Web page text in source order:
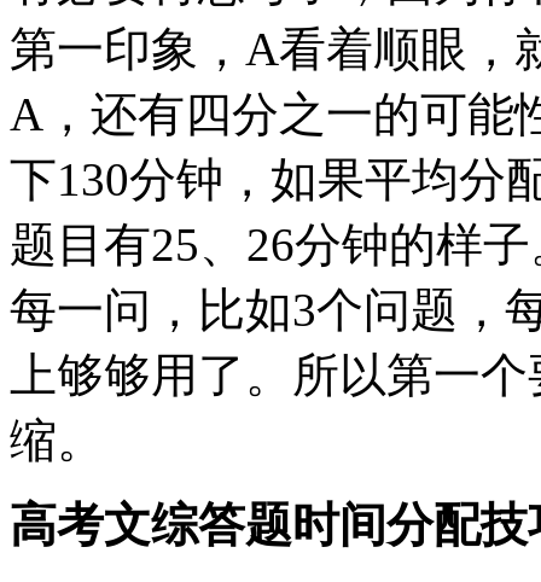
第一印象，A看着顺眼，
A，还有四分之一的可能
下130分钟，如果平均分
题目有25、26分钟的样
每一问，比如3个问题，
上够够用了。所以第一
缩。
高考文综答题时间分配技